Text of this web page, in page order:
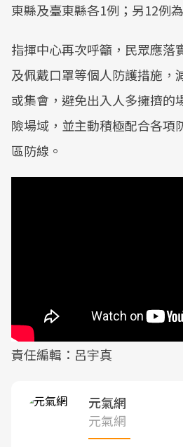
東縣及臺東縣各1例；另12例
指揮中心再次呼籲，民眾應落
及佩戴口罩等個人防護措施，
或集會，避免出入人多擁擠的
險場域，並主動積極配合各項
區防線。
責任編輯：呂宇真
元氣網
元氣網